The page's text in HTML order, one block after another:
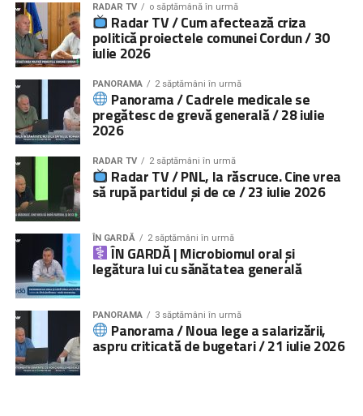
RADAR TV o săptămână în urmă
Radar TV / Cum afectează criza
politică proiectele comunei Cordun / 30
iulie 2026
PANORAMA 2 săptămâni în urmă
Panorama / Cadrele medicale se
pregătesc de grevă generală / 28 iulie
2026
RADAR TV 2 săptămâni în urmă
Radar TV / PNL, la răscruce. Cine vrea
să rupă partidul și de ce / 23 iulie 2026
ÎN GARDĂ 2 săptămâni în urmă
ÎN GARDĂ | Microbiomul oral și
legătura lui cu sănătatea generală
PANORAMA 3 săptămâni în urmă
Panorama / Noua lege a salarizării,
aspru criticată de bugetari / 21 iulie 2026